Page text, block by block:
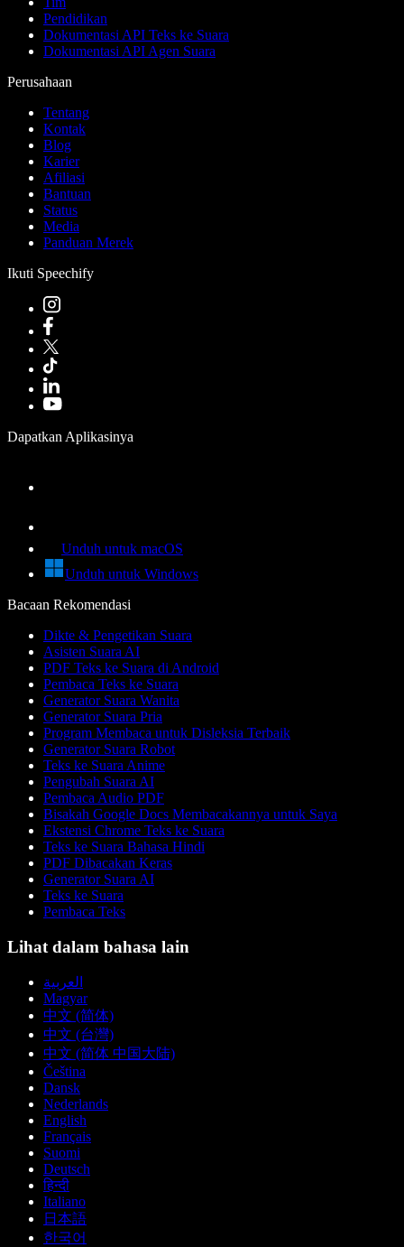
Pendidikan
Dokumentasi API Teks ke Suara
Dokumentasi API Agen Suara
Perusahaan
Tentang
Kontak
Blog
Karier
Afiliasi
Bantuan
Status
Media
Panduan Merek
Ikuti Speechify
Dapatkan Aplikasinya
Unduh untuk macOS
Unduh untuk Windows
Bacaan Rekomendasi
Dikte & Pengetikan Suara
Asisten Suara AI
PDF Teks ke Suara di Android
Pembaca Teks ke Suara
Generator Suara Wanita
Generator Suara Pria
Program Membaca untuk Disleksia Terbaik
Generator Suara Robot
Teks ke Suara Anime
Pengubah Suara AI
Pembaca Audio PDF
Bisakah Google Docs Membacakannya untuk Saya
Ekstensi Chrome Teks ke Suara
Teks ke Suara Bahasa Hindi
PDF Dibacakan Keras
Generator Suara AI
Teks ke Suara
Pembaca Teks
Lihat dalam bahasa lain
العربية
Magyar
中文 (简体)
中文 (台灣)
中文 (简体 中国大陆)
Čeština
Dansk
Nederlands
English
Français
Suomi
Deutsch
हिन्दी
Italiano
日本語
한국어